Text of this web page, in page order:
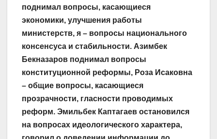
поднимал вопросы, касающиеся
экономики, улучшения работы
министерств, я – вопросы национального
консенсуса и стабильности. Азимбек
Бекназаров поднимал вопросы
конституционной реформы, Роза Исаковна
– общие вопросы, касающиеся
прозрачности, гласности проводимых
реформ. Эмильбек Каптагаев остановился
на вопросах идеологического характера,